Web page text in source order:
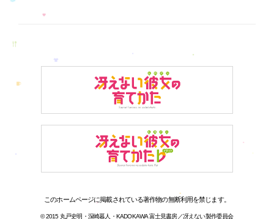
このホームページに掲載されている著作物の無断利用を禁じます。
© 2015 丸戸史明・深崎暮人・KADOKAWA 富士見書房／冴えない製作委員会